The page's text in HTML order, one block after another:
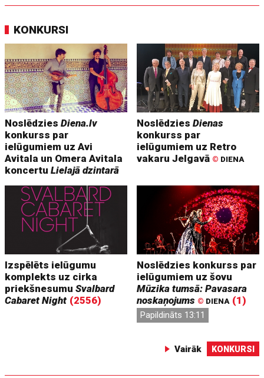
KONKURSI
NoslēdziesDiena.lv
konkurss par
ielūgumiem uz Avi
Avitala un Omera Avitala
koncertuLielajā dzintarā
NoslēdziesDienas
konkurss par
ielūgumiem uz Retro
vakaru Jelgavā © DIENA
Izspēlēts ielūgumu
komplekts uz cirka
priekšnesumuSvalbard
Cabaret Night (2556)
Noslēdzies konkurss par
ielūgumiem uz šovu
Mūzika tumsā: Pavasara
noskaņojums © DIENA (1)
Papildināts 13:11
Vairāk KONKURSI